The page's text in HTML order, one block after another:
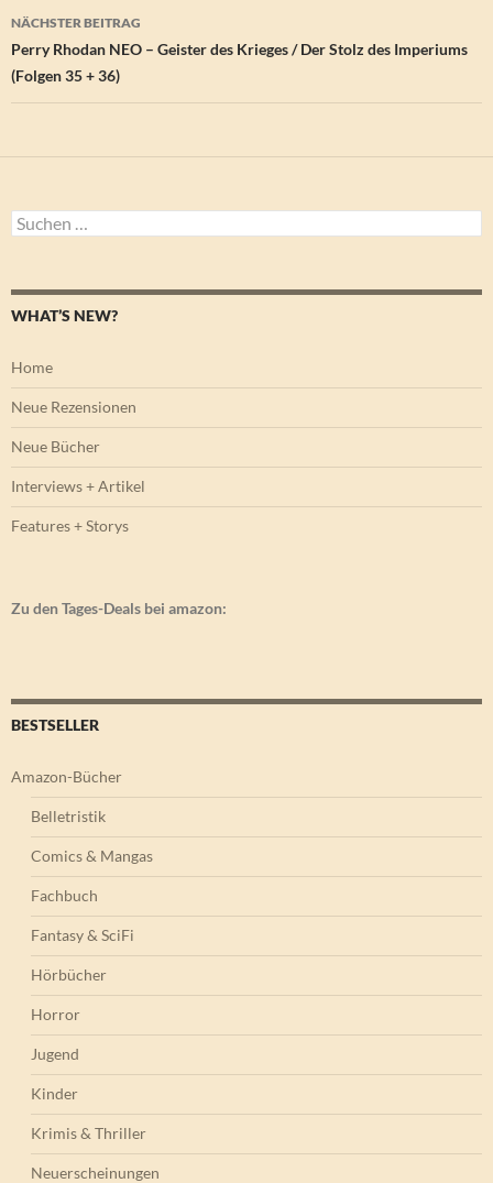
NÄCHSTER BEITRAG
Perry Rhodan NEO – Geister des Krieges / Der Stolz des Imperiums
(Folgen 35 + 36)
Suchen
nach:
WHAT’S NEW?
Home
Neue Rezensionen
Neue Bücher
Interviews + Artikel
Features + Storys
Zu den Tages-Deals bei amazon:
BESTSELLER
Amazon-Bücher
Belletristik
Comics & Mangas
Fachbuch
Fantasy & SciFi
Hörbücher
Horror
Jugend
Kinder
Krimis & Thriller
Neuerscheinungen